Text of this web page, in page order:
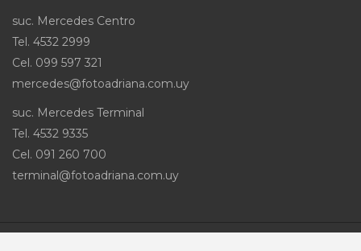
suc. Mercedes Centro
Tel. 4532 2999
Cel. 099 597 321
mercedes@fotoadriana.com.uy
suc. Mercedes Terminal
Tel. 4532 9335
Cel. 091 260 700
terminal@fotoadriana.com.uy